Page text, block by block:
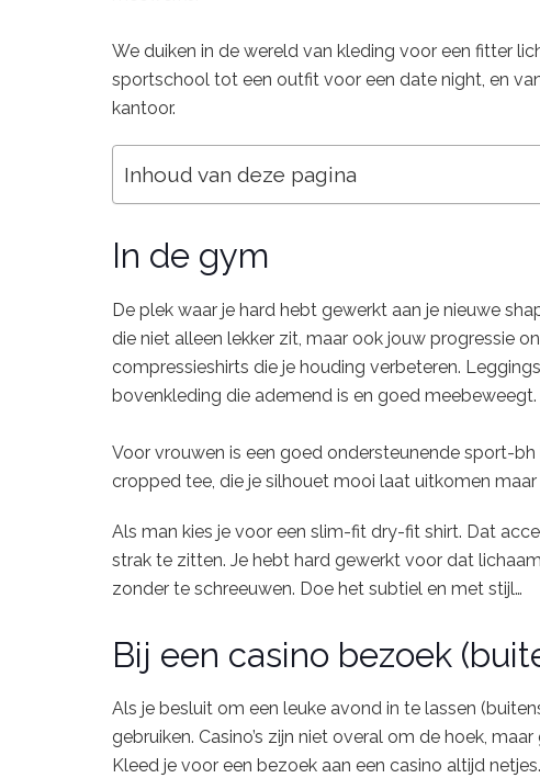
We duiken in de wereld van kleding voor een fitter
sportschool tot een outfit voor een date night, en
kantoor.
Inhoud van deze pagina
In de gym
De plek waar je hard hebt gewerkt aan je nieuwe
die niet alleen lekker zit, maar ook jouw progressie
compressieshirts die je houding verbeteren.
bovenkleding die ademend is en goed meebeweegt.
Voor vrouwen is een goed ondersteunende sport-
cropped tee, die je silhouet mooi laat uitkomen maar
Als man kies je voor een slim-fit dry-fit shirt. Dat
strak te zitten. Je hebt hard gewerkt voor dat
zonder te schreeuwen. Doe het subtiel en met stijl…
Bij een casino bezoek
Als je besluit om een leuke avond in te lassen
gebruiken. Casino’s zijn niet overal om de hoek,
Kleed je voor een bezoek aan een casino altijd netjes.